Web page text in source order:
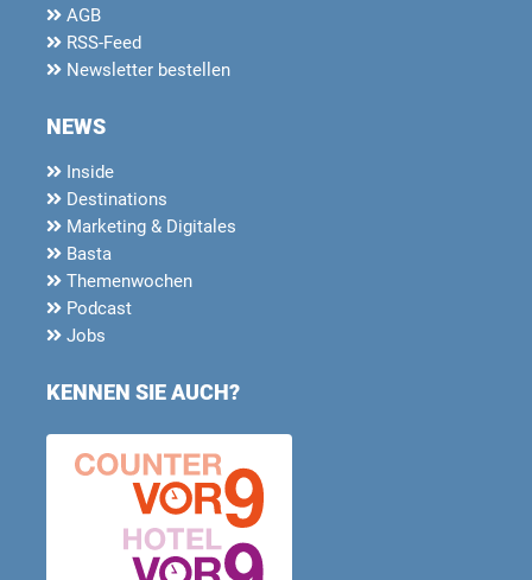
AGB
RSS-Feed
Newsletter bestellen
NEWS
Inside
Destinations
Marketing & Digitales
Basta
Themenwochen
Podcast
Jobs
KENNEN SIE AUCH?